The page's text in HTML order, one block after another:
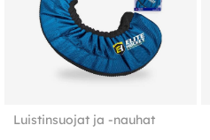
Luistinsuojat ja -nauhat